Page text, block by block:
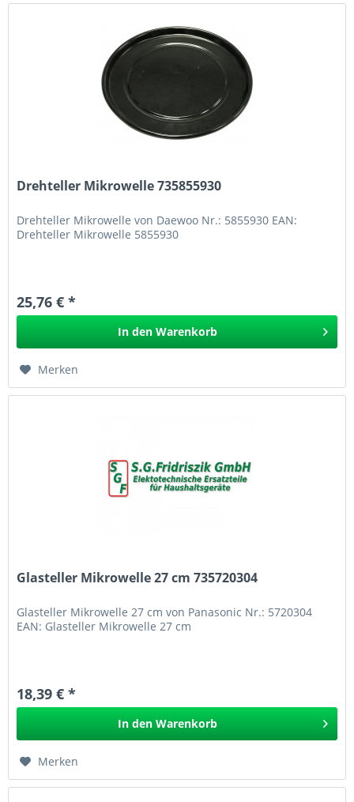
Drehteller Mikrowelle 735855930
Drehteller Mikrowelle von Daewoo Nr.: 5855930 EAN:
Drehteller Mikrowelle 5855930
25,76 € *
In den Warenkorb
Merken
Glasteller Mikrowelle 27 cm 735720304
Glasteller Mikrowelle 27 cm von Panasonic Nr.: 5720304
EAN: Glasteller Mikrowelle 27 cm
18,39 € *
In den Warenkorb
Merken